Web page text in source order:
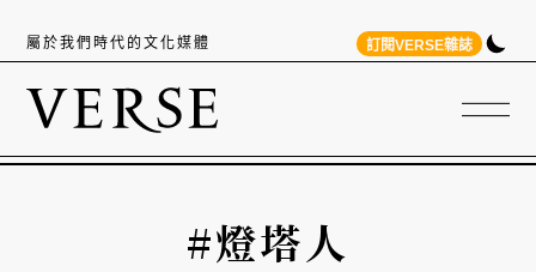
屬於我們時代的文化媒體 訂閱VERSE雜誌
#燈塔人